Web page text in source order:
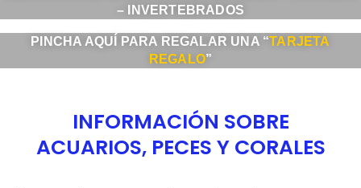
– INVERTEBRADOS
PINCHA AQUÍ PARA REGALAR UNA “TARJETA
REGALO”
INFORMACIÓN SOBRE
ACUARIOS, PECES Y CORALES